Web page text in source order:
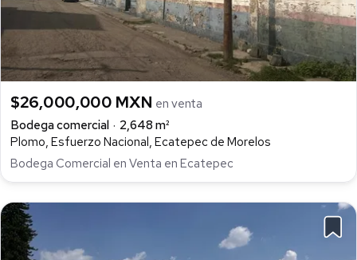
$26,000,000 MXN en venta
Bodega comercial
2,648 m²
Plomo, Esfuerzo Nacional, Ecatepec de Morelos
Bodega Comercial en Venta en Ecatepec